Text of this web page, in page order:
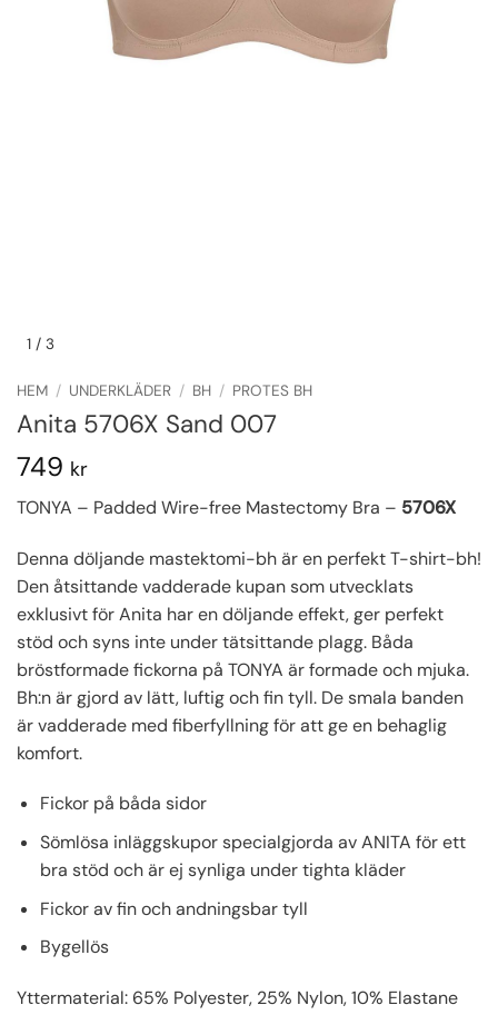
1 / 3
HEM / UNDERKLÄDER / BH / PROTES BH
Anita 5706X Sand 007
749 kr
TONYA – Padded Wire-free Mastectomy Bra – 5706X
Denna döljande mastektomi-bh är en perfekt T-shirt-bh!
Den åtsittande vadderade kupan som utvecklats
exklusivt för Anita har en döljande effekt, ger perfekt
stöd och syns inte under tätsittande plagg. Båda
bröstformade fickorna på TONYA är formade och mjuka.
Bh:n är gjord av lätt, luftig och fin tyll. De smala banden
är vadderade med fiberfyllning för att ge en behaglig
komfort.
Fickor på båda sidor
Sömlösa inläggskupor specialgjorda av ANITA för ett
bra stöd och är ej synliga under tighta kläder
Fickor av fin och andningsbar tyll
Bygellös
Yttermaterial: 65% Polyester, 25% Nylon, 10% Elastane